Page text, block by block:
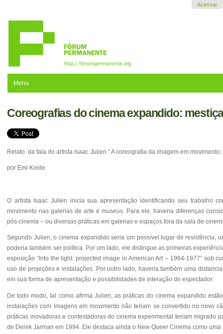
navegação
Acessar
Menu
Coreografias do cinema expandido:
Relato da fala do artista Isaac Julien “ A coreografia da imagem em
por Emi Koide
O artista Isaac Julien inicia sua apresentação identificando seu trabalho
movimento nas galerias de arte e museus.
Para ele, haveria diferenças
pós-cinema – ou diversas práticas em galerias e espaços fora da sala de
Segundo Julien, o cinema expandido seria um possível lugar de resistência,
poderia também ser política. Por um lado, ele distingue as primeiras
exposição “Into the light: projected image in American Art – 1964-1977” sob
uso de projeções e instalações.
Por outro lado, haveria também uma
em sua forma de apresentação e possibilidades de interação do espectador.
De todo modo, tal como afirma Julien, as práticas do cinema expandido
instalações com imagens em movimento não teriam se convertido no novo
práticas inovadoras e contestadoras do cinema experimental teriam migrado
de Derek Jarman em 1994. Ele destaca ainda o New Queer Cinema como